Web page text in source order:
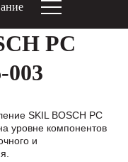
PC
003
SKIL BOSCH PC
уровне компонентов
и